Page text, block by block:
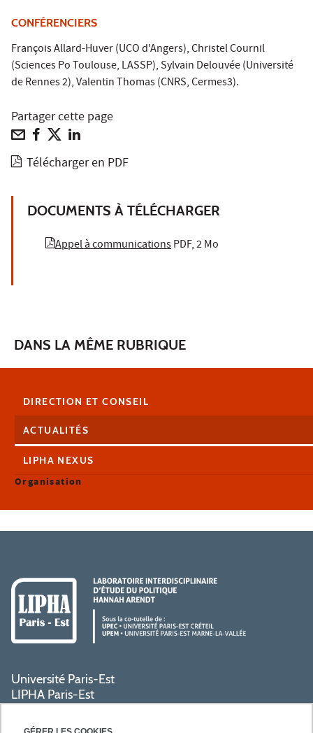
CONFÉRENCIERS
François Allard-Huver (UCO d'Angers), Christel Cournil
(Sciences Po Toulouse, LASSP), Sylvain Delouvée (Université
de Rennes 2), Valentin Thomas (CNRS, Cermes3).
Partager cette page
Télécharger en PDF
DOCUMENTS À TÉLÉCHARGER
Appel à communicationsPDF, 2 Mo
DANS LA MÊME RUBRIQUE
DIRECTION ET CONSEIL
ACTUALITÉS
LIPHA NEXUS
Organisation
Université Paris-Est
LIPHA Paris-Est
61, avenue du Général de Gaulle